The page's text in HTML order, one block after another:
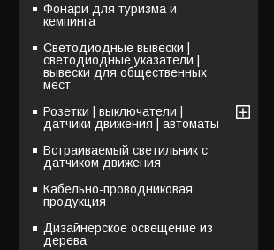
Фонари для туризма и
кемпинга
Светодиодные вывески |
светодиодные указатели |
вывески для общественных
мест
Розетки | выключатели |
датчики движения | автоматы
Встраиваемый светильник с
датчиком движения
Кабельно-проводниковая
продукция
Дизайнерское освещение из
дерева